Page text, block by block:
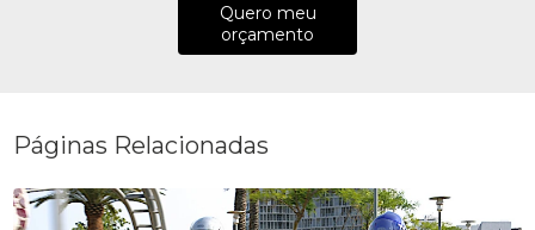
Quero meu
orçamento
Páginas Relacionadas